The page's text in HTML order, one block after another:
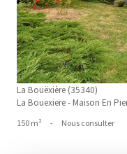
La Bouëxière (35340)
La Bouexiere - Maison En
150 m² - Nous consulter